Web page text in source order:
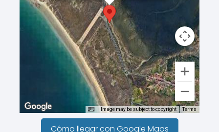
Image may be subject to copyright Terms
Cómo llegar con Google Maps